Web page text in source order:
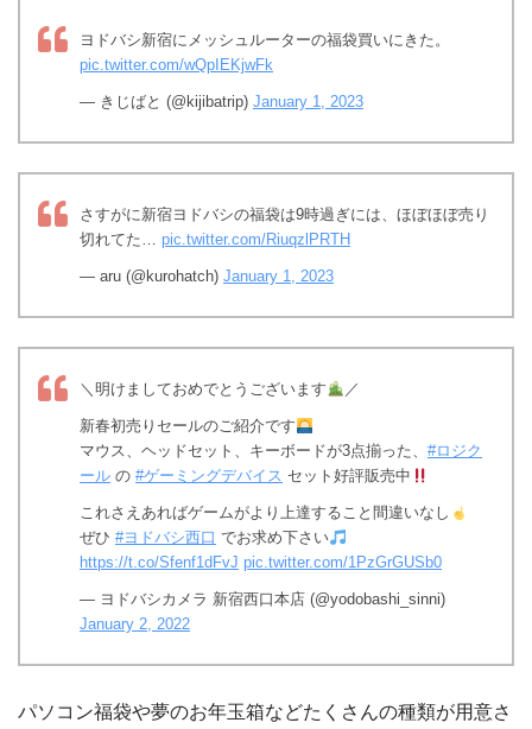
ヨドバシ新宿にメッシュルーターの福袋買いにきた。
pic.twitter.com/wQpIEKjwFk
— きじばと (@kijibatrip) January 1, 2023
さすがに新宿ヨドバシの福袋は9時過ぎには、ほぼほぼ売り
切れてた… pic.twitter.com/RiuqzlPRTH
— aru (@kurohatch) January 1, 2023
＼明けましておめでとうございます ／
新春初売りセールのご紹介です
マウス、ヘッドセット、キーボードが3点揃った、 #ロジク
ール の #ゲーミングデバイス セット好評販売中
これさえあればゲームがより上達すること間違いなし
ぜひ #ヨドバシ西口 でお求め下さい
https://t.co/Sfenf1dFvJ pic.twitter.com/1PzGrGUSb0
— ヨドバシカメラ 新宿西口本店 (@yodobashi_sinni)
January 2, 2022
パソコン福袋や夢のお年玉箱などたくさんの種類が用意さ